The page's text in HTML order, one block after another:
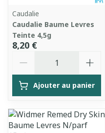
Caudalie
Caudalie Baume Levres
Teinte 4,5g
8,20 €
Ajouter au panier